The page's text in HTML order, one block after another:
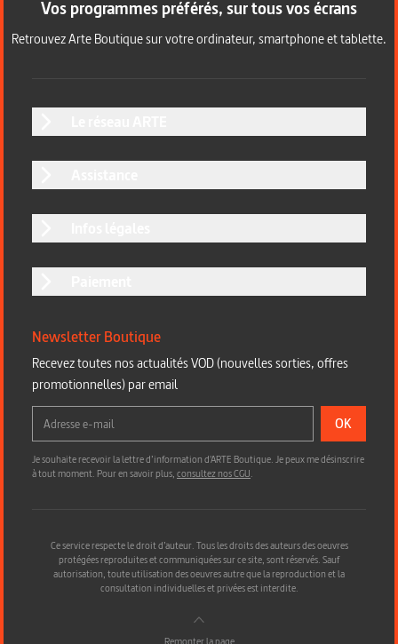
Vos programmes préférés, sur tous vos écrans
Retrouvez Arte Boutique sur votre ordinateur, smartphone et tablette.
Newsletter Boutique
Recevez toutes nos actualités VOD (nouvelles sorties, offres
promotionnelles) par email
OK
Je souhaite recevoir la lettre d’information d'ARTE Boutique. Je peux me désinscrire
à tout moment. Pour en savoir plus,consultez nos CGU.
Ce service respecte le droit d’auteur. Tous les droits des auteurs des oeuvres
protégées reproduites et communiquées sur ce site, sont réservés. Sauf
autorisation, toute utilisation des oeuvres autre que la reproduction et la
consultation individuelles et privées est interdite.